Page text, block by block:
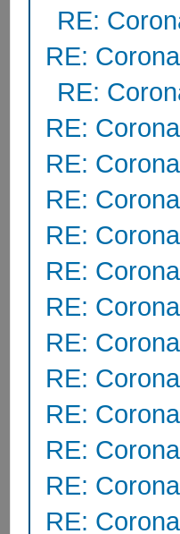
RE:
RE:
RE:
RE:
RE:
RE:
RE:
RE:
RE:
RE:
RE:
RE:
RE:
RE:
RE: